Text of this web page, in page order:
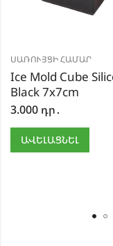
ՍԱՌՈՒՅՑԻ ՀԱՄԱՐ
Ice Mold Cube
Black 7x7cm
3.000 դր․
ԱՎԵԼԱՑՆԵԼ